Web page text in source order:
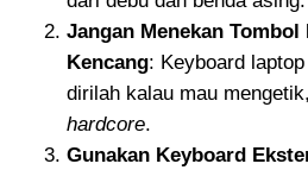
Jangan Menekan
Kencang: Keyboard
dirilah kalau mau
hardcore.
Gunakan Keyboard